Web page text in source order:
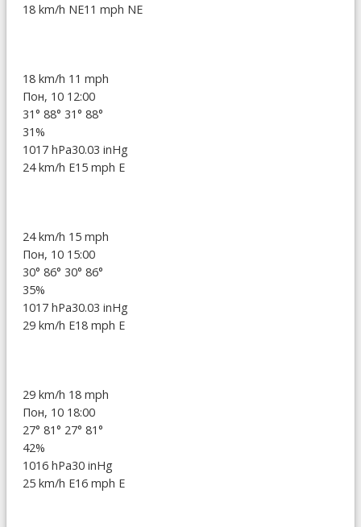
18 km/h NE11 mph NE
18 km/h 11 mph
Пон, 10 12:00
31° 88° 31° 88°
31%
1017 hPa30.03 inHg
24 km/h E15 mph E
24 km/h 15 mph
Пон, 10 15:00
30° 86° 30° 86°
35%
1017 hPa30.03 inHg
29 km/h E18 mph E
29 km/h 18 mph
Пон, 10 18:00
27° 81° 27° 81°
42%
1016 hPa30 inHg
25 km/h E16 mph E